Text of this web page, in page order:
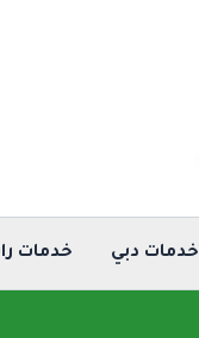
خدمات دبي خدمات